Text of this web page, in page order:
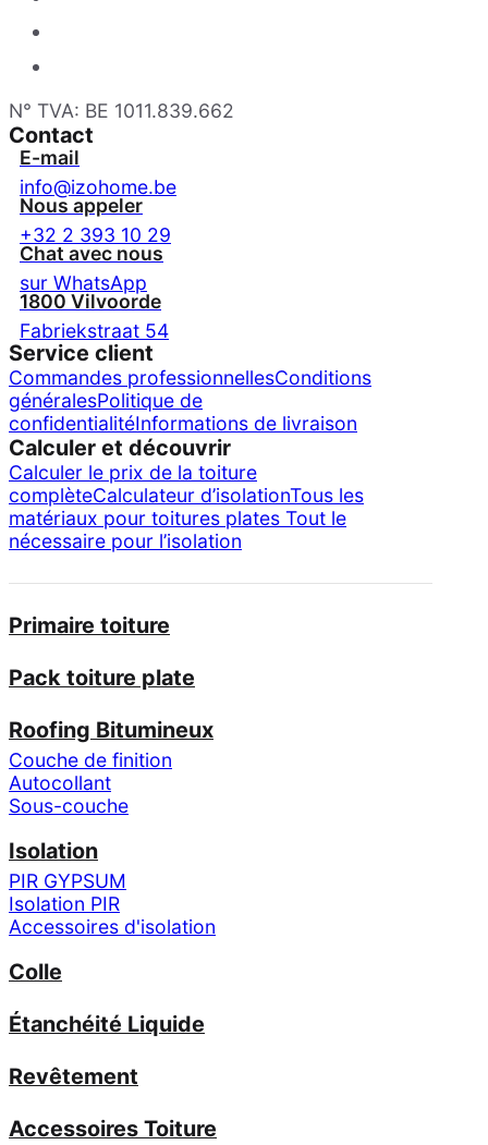
N° TVA: BE 1011.839.662
Contact
E-mail
info@izohome.be
Nous appeler
+32 2 393 10 29
Chat avec nous
sur WhatsApp
1800 Vilvoorde
Fabriekstraat 54
Service client
Commandes professionnellesConditions
généralesPolitique de
confidentialitéInformations de livraison
Calculer et découvrir
Calculer le prix de la toiture
complèteCalculateur d’isolationTous les
matériaux pour toitures plates Tout le
nécessaire pour l’isolation
Primaire toiture
Pack toiture plate
Roofing Bitumineux
Couche de finition
Autocollant
Sous-couche
Isolation
PIR GYPSUM
Isolation PIR
Accessoires d'isolation
Colle
Étanchéité Liquide
Revêtement
Accessoires Toiture